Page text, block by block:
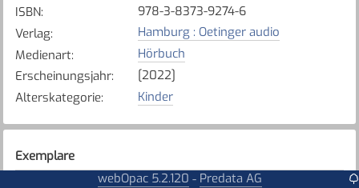
ISBN:
978-3-8373-9274-6
Verlag:
Hamburg : Oetinger audio
Medienart:
Hörbuch
Erscheinungsjahr:
[2022]
Alterskategorie: Kinder
Exemplare
webOpac 5.2.120 - Predata AG